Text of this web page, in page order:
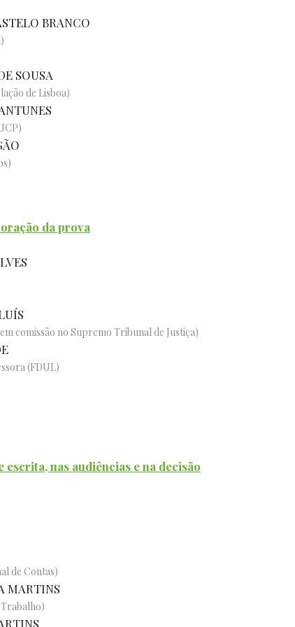
BRANCO
SOUSA
de Lisboa)
da prova
comissão no Supremo Tribunal de Justiça)
(FDUL)
escrita, nas audiências e na decisão
de Contas)
MARTINS